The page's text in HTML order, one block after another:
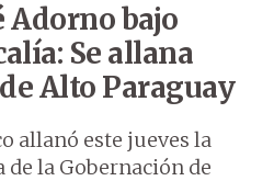
Adorno bajo
Se allana
Alto Paraguay
allanó este jueves la
la Gobernación de